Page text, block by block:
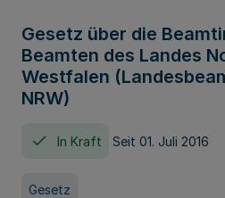
Gesetz über die
Beamten des Landes
Westfalen
NRW)
In Kraft Seit 01. Juli 2016
Gesetz